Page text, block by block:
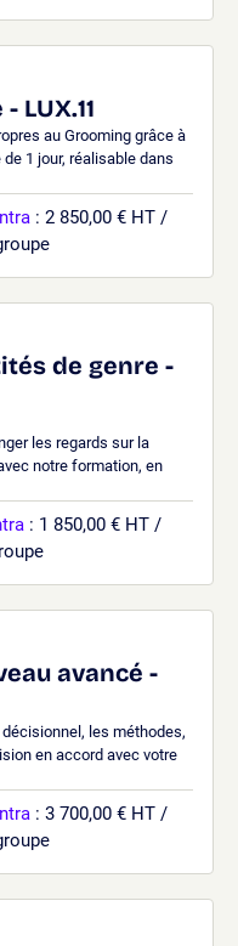
LUX.11
au Grooming grâce à
1 jour, réalisable dans
Intra : 2 850,00 € HT /
de genre -
les regards sur la
notre formation, en
: 1 850,00 € HT /
avancé -
les méthodes,
en accord avec votre
Intra : 3 700,00 € HT /